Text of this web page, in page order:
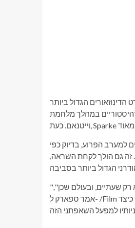
הגדול ביותר
במהלך מלחמת
למערב הפרוע, בדיוק כפי
זה גם הולך לקחת השראה,
"זו הולכת להיות סדרה, וזה עושה אותה שונה וגם נותן לי שמונה עד עשר שעות לספר סיפור ולא רק שעתיים, ובעולם שכן",
אמר ספארק ל- /Film בראיון שקשור להשקת הקיקסטארטר לתוכנית החדשה שלו. בהמשך דבריו, הוא הסביר כיצד